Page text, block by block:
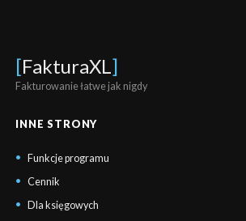
[FakturaXL]
Fakturowanie łatwe jak nigdy
INNE STRONY
Funkcje programu
Cennik
Dla księgowych